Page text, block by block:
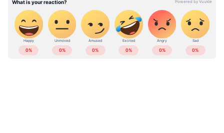
Add Asianetnews as a Preferred
Source
പച്ചക്കറികൾ എടുത്ത് കൊണ്ടുവരാൻ